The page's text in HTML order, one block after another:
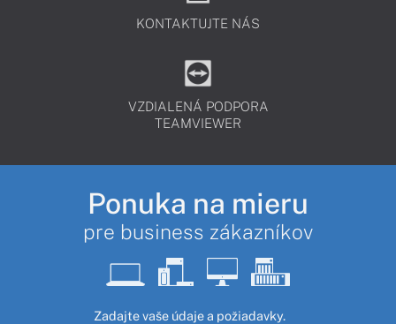
KONTAKTUJTE NÁS
VZDIALENÁ PODPORA
TEAMVIEWER
Ponuka na mieru
pre business zákazníkov
Zadajte vaše údaje a požiadavky.